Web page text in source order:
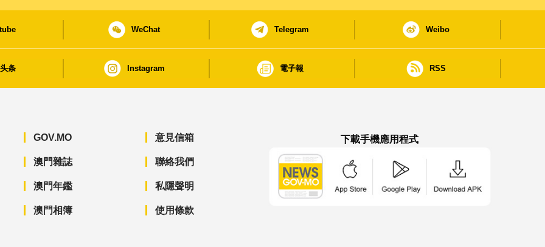
WeChat Telegram Weibo
条 Instagram 電子報 RSS
GOV.MO
澳門雜誌
澳門年鑑
澳門相簿
意見信箱
聯絡我們
私隱聲明
使用條款
下載手機應用程式